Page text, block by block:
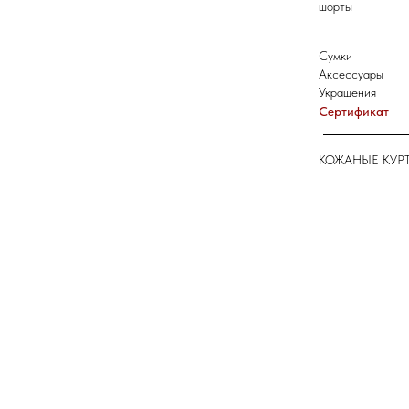
Сумки
Аксессуары
Сертификат
Украшения
шорты
КОЖАНЫЕ